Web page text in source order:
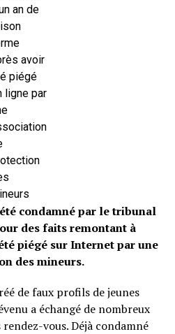
an de
avoir
piégé
ligne par
condamné par le tribunal
des faits remontant à
piégé sur Internet par une
des mineurs.
de faux profils de jeunes
a échangé de nombreux
vous. Déjà condamné